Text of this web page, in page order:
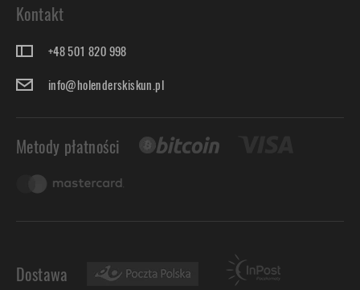
Kontakt
+48 501 820 998
info@holenderskiskun.pl
Metody płatności
Dostawa